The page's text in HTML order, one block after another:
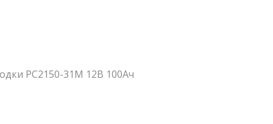
PC2150-31M 12В 100Ач